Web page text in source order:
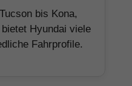
bis Kona,
Hyundai viele
Fahrprofile.